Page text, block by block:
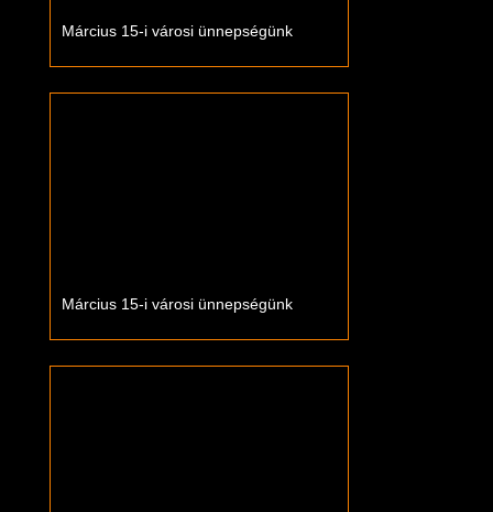
Március 15-i városi ünnepségünk
Március 15-i városi ünnepségünk